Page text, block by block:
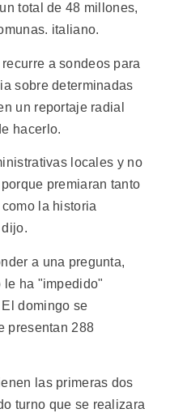
total de 48 millones,
italiano.
a sondeos para
sobre determinadas
un reportaje radial
hacerlo.
locales y no
premiaran tanto
la historia
a una pregunta,
le ha "impedido"
domingo se
presentan 288
las primeras dos
turno que se realizara